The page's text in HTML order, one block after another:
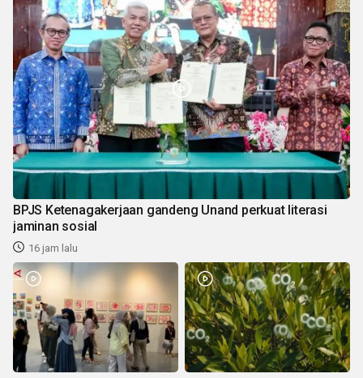
BPJS Ketenagakerjaan gandeng Unand perkuat literasi
jaminan sosial
16 jam lalu